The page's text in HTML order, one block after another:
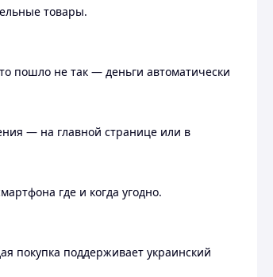
товары.
пошло не так — деньги автоматически
— на главной странице или в
где и когда угодно.
покупка поддерживает украинский